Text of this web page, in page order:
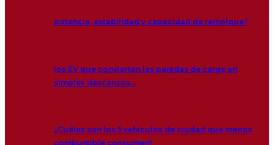
potencia, estabilidad y capacidad de remolque?
los EV que convierten las paradas de carga en
simples descansos…
¿Cuáles son los 5 vehículos de ciudad que menos
combustible consumen?